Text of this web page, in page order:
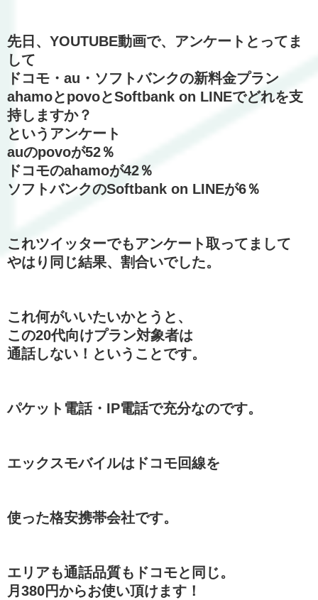
先日、YOUTUBE動画で、アンケートとってま
して
ドコモ・au・ソフトバンクの新料金プラン
ahamoとpovoとSoftbank on LINEでどれを支
持しますか？
というアンケート
auのpovoが52％
ドコモのahamoが42％
ソフトバンクのSoftbank on LINEが6％
これツイッターでもアンケート取ってまして
やはり同じ結果、割合いでした。
これ何がいいたいかとうと、
この20代向けプラン対象者は
通話しない！ということです。
パケット電話・IP電話で充分なのです。
エックスモバイルはドコモ回線を
使った格安携帯会社です。
エリアも通話品質もドコモと同じ。
月380円からお使い頂けます！